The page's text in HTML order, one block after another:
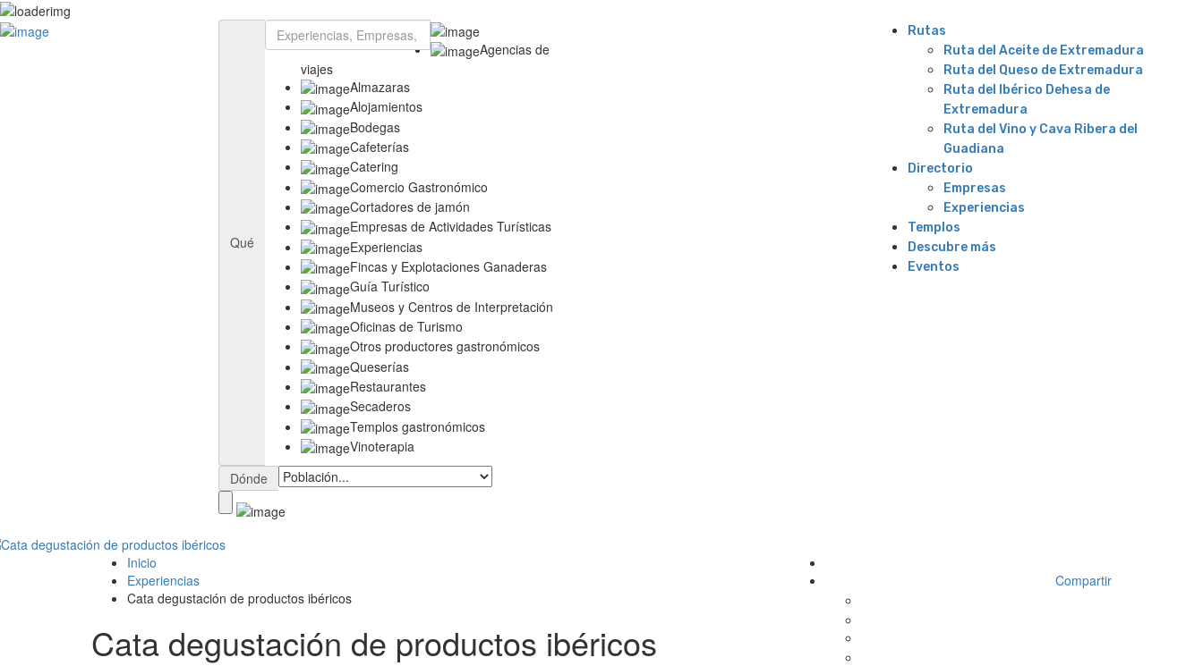
Rutas
Ruta del Aceite de Extremadura
Ruta del Ibérico Dehesa de Extremadura
Ruta del Vino y Cava Ribera del Guadiana
Qué
Agencias de
viajes
Almazaras
Alojamientos
Bodegas
Cafeterías
Catering
Comercio Gastronómico
Cortadores de jamón
Empresas de Actividades Turísticas
Experiencias
Fincas y Explotaciones Ganaderas
Guía Turístico
Museos y Centros de Interpretación
Oficinas de Turismo
Otros productores gastronómicos
Queserías
Restaurantes
Secaderos
Templos gastronómicos
Vinoterapia
Dónde
Rutas
Ruta del Aceite de Extremadura
Ruta del Queso de Extremadura
Ruta del Ibérico Dehesa de
Extremadura
Ruta del Vino y Cava Ribera del
Guadiana
Directorio
Empresas
Experiencias
Templos
Descubre más
Eventos
Inicio
Experiencias
Cata degustación de productos ibéricos
Cata degustación de productos ibéricos
Compartir